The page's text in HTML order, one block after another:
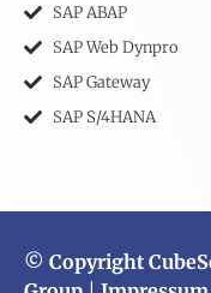
SAP ABAP
SAP Web Dynpro
SAP Gateway
SAP S/4HANA
© Copyright